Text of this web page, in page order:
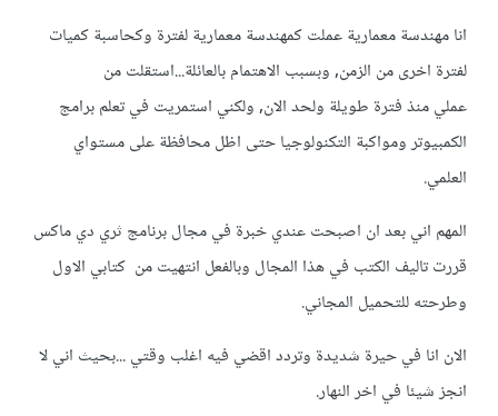
انا مهندسة معمارية عملت كمهندسة معمارية لفترة وكحاسبة كميات
لفترة اخرى من الزمن, وبسبب الاهتمام بالعائلة...استقلت من
عملي منذ فترة طويلة ولحد الان, ولكني استمريت في تعلم برامج
الكمبيوتر ومواكبة التكنولوجيا حتى اظل محافظة على مستواي
العلمي.
المهم اني بعد ان اصبحت عندي خبرة في مجال برنامج ثري دي ماكس
قررت تاليف الكتب في هذا المجال وبالفعل انتهيت من كتابي الاول
وطرحته للتحميل المجاني.
الان انا في حيرة شديدة وتردد اقضي فيه اغلب وقتي ...بحيث اني لا
انجز شيئا في اخر النهار.